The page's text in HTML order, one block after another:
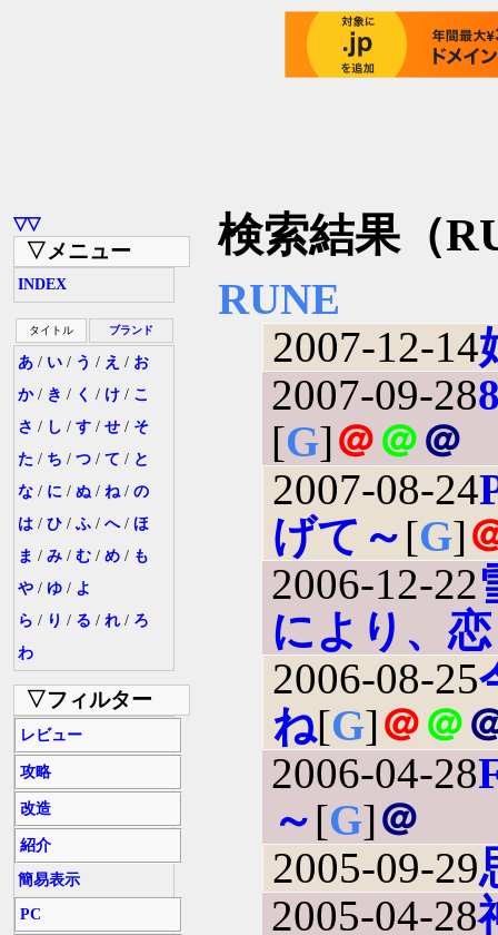
▽▽
▽メニュー
INDEX
タイトル ブランド
あ / い / う / え / お
か/ き / く / け / こ
さ / し / す / せ / そ
た / ち / つ / て / と
な / に / ぬ / ね/ の
は / ひ / ふ / へ/ ほ
ま / み / む / め / も
や / ゆ / よ
ら / り / る / れ / ろ
わ
▽フィルター
レビュー
攻略
改造
紹介
簡易表示
PC
検索結果（
RUNE
2007-12-14
2007-09-28
[G]＠＠＠
2007-08-24
げて～[G]
2006-12-22
により、
2006-08-25
ね[G]＠＠
2006-04-28
～[G]＠
2005-09-29
2005-04-28